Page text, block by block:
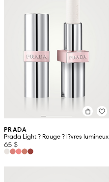
PRADA
Prada Light ? Rouge ? l?vres lumineux
65 $